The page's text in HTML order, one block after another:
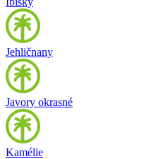
Jehličnany
Javory okrasné
Kamélie